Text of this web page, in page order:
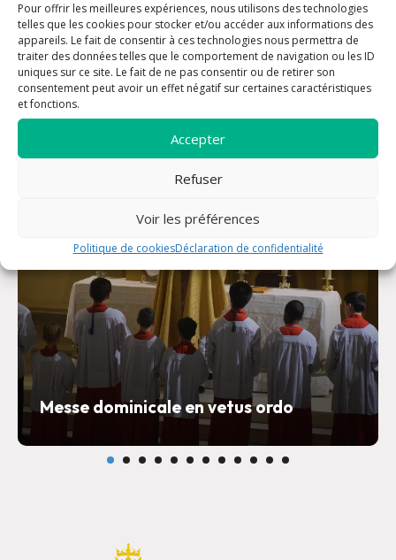
Pour offrir les meilleures expériences, nous utilisons des technologies
telles que les cookies pour stocker et/ou accéder aux informations des
appareils. Le fait de consentir à ces technologies nous permettra de
traiter des données telles que le comportement de navigation ou les ID
uniques sur ce site. Le fait de ne pas consentir ou de retirer son
consentement peut avoir un effet négatif sur certaines caractéristiques
et fonctions.
Accepter
Refuser
Voir les préférences
Politique de cookiesDéclaration de confidentialité
Prochainement dans la
paroisse
Messe dominicale en vetus ordo